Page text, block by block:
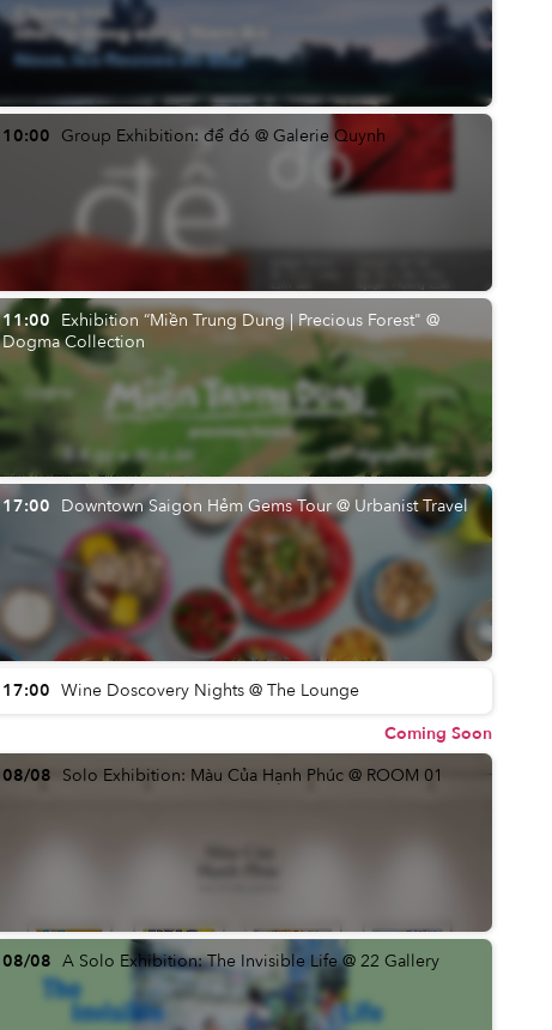
10:00 Group Exhibition: để đó @ Galerie Quynh
11:00 Exhibition “Miền Trung Dung | Precious Forest" @
Dogma Collection
17:00 Downtown Saigon Hẻm Gems Tour @ Urbanist Travel
17:00 Wine Doscovery Nights @ The Lounge
Coming Soon
08/08 Solo Exhibition: Màu Của Hạnh Phúc @ ROOM 01
08/08 A Solo Exhibition: The Invisible Life @ 22 Gallery